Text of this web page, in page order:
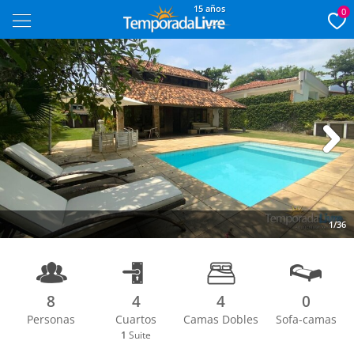
15 años 0
1/36
Next
8
Personas
4
Cuartos
1 Suite
4
Camas Dobles
0
Sofa-camas